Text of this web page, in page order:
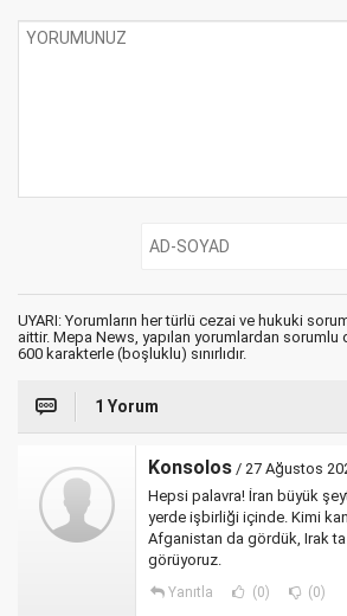
UYARI: Yorumların her türlü cezai ve hukuki
aittir. Mepa News, yapılan yorumlardan sorumlu
600 karakterle (boşluklu) sınırlıdır.
1 Yorum
Konsolos / 27 Ağustos
Hepsi palavra! İran büyük
yerde işbirliği içinde. Kimi
Afganistan da gördük, Irak
görüyoruz.
Yanıtla (0) (0)